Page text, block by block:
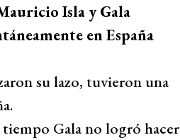
Isla y Gala
en España
su lazo, tuvieron una
Gala no logró hacer